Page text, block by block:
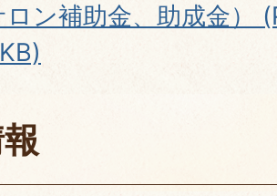
ロン補助金、助成金）